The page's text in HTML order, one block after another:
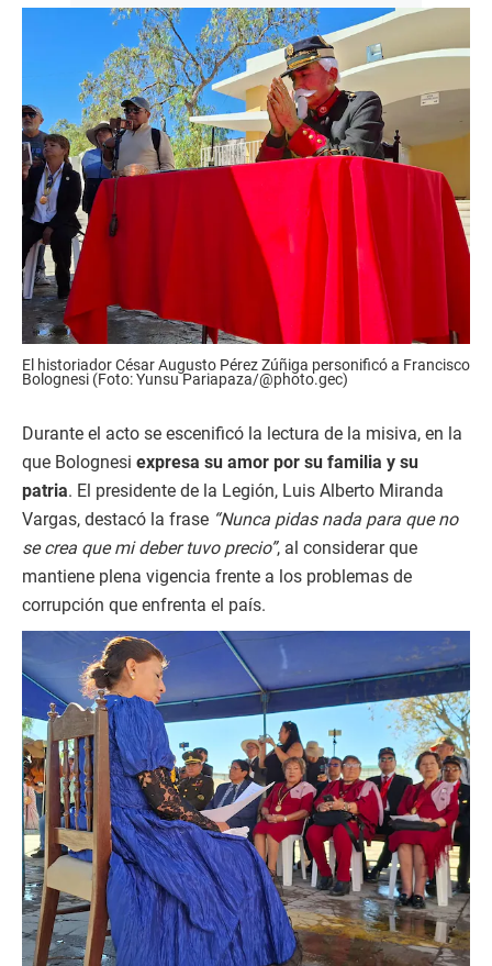
El historiador César Augusto Pérez Zúñiga personificó a Francisco
Bolognesi (Foto: Yunsu Pariapaza/@photo.gec)
Durante el acto se escenificó la lectura de la misiva, en la
que Bolognesi expresa su amor por su familia y su
patria. El presidente de la Legión, Luis Alberto Miranda
Vargas, destacó la frase “Nunca pidas nada para que no
se crea que mi deber tuvo precio”, al considerar que
mantiene plena vigencia frente a los problemas de
corrupción que enfrenta el país.